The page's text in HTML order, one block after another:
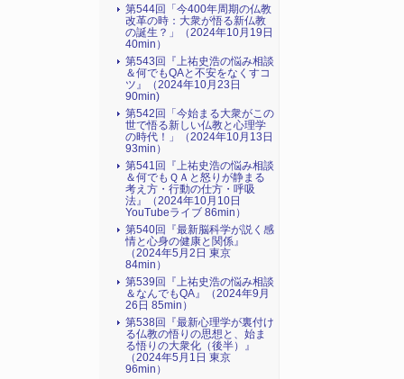
第544回「今400年周期の仏教
改革の時：大衆が悟る新仏教
の誕生？」（2024年10月19日
40min）
第543回『上祐史浩の悩み相談
＆何でもQAと不安をなくすコ
ツ』（2024年10月23日
90min)
第542回「今始まる大衆がこの
世で悟る新しい仏教と心理学
の時代！」（2024年10月13日
93min）
第541回『上祐史浩の悩み相談
＆何でもＱＡと怒りが静まる
考え方・行動の仕方・呼吸
法』（2024年10月10日
YouTubeライブ 86min）
第540回『最新脳科学が説く感
情と心身の健康と関係』
（2024年5月2日 東京
84min）
第539回『上祐史浩の悩み相談
＆なんでもQA』（2024年9月
26日 85min）
第538回『最新心理学が裏付け
る仏教の悟りの思想と、始ま
る悟りの大衆化（後半）』
（2024年5月1日 東京
96min）